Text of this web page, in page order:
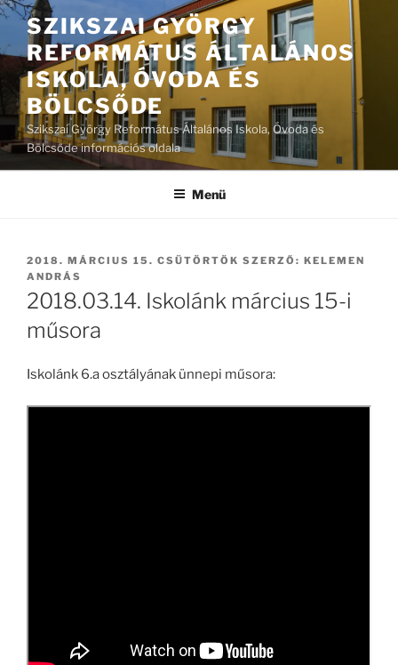
Tartalomhoz
SZIKSZAI GYÖRGY
REFORMÁTUS ÁLTALÁNOS
ISKOLA, ÓVODA ÉS
BÖLCSŐDE
Szikszai György Református Általános Iskola, Óvoda és
Bölcsőde információs oldala
Menü
BEKÜLDVE:
2018. MÁRCIUS 15. CSÜTÖRTÖK SZERZŐ: KELEMEN
ANDRÁS
2018.03.14. Iskolánk március 15-i
műsora
Iskolánk 6.a osztályának ünnepi műsora: